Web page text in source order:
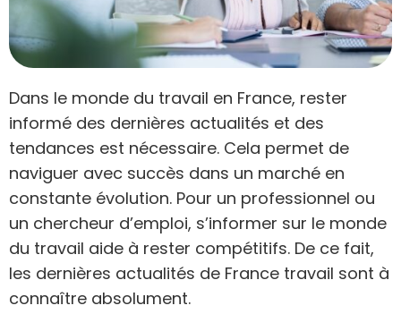
Dans le monde du travail en France, rester
informé des dernières actualités et des
tendances est nécessaire. Cela permet de
naviguer avec succès dans un marché en
constante évolution. Pour un professionnel ou
un chercheur d’emploi, s’informer sur le monde
du travail aide à rester compétitifs. De ce fait,
les dernières actualités de France travail sont à
connaître absolument.